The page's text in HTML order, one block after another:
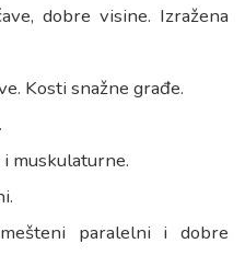
dobre visine. Izražena
Kosti snažne građe.
muskulaturne.
paralelni i dobre